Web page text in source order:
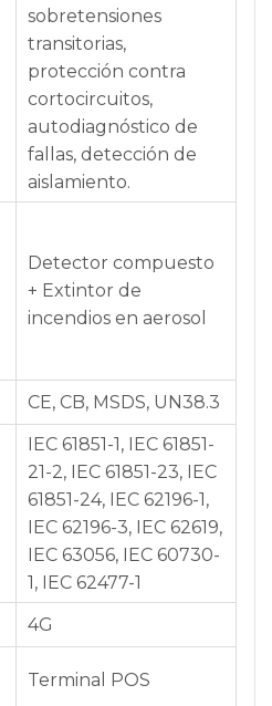
sobretensiones
transitorias,
protección contra
cortocircuitos,
autodiagnóstico de
fallas, detección de
aislamiento.
Detector compuesto
+ Extintor de
incendios en aerosol
CE, CB, MSDS, UN38.3
IEC 61851-1, IEC 61851-
21-2, IEC 61851-23, IEC
61851-24, IEC 62196-1,
IEC 62196-3, IEC 62619,
IEC 63056, IEC 60730-
1, IEC 62477-1
4G
Terminal POS